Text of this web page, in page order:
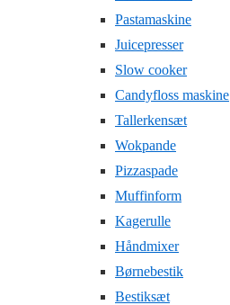
Pastamaskine
Juicepresser
Slow cooker
Candyfloss maskine
Tallerkensæt
Wokpande
Pizzaspade
Muffinform
Kagerulle
Håndmixer
Børnebestik
Bestiksæt